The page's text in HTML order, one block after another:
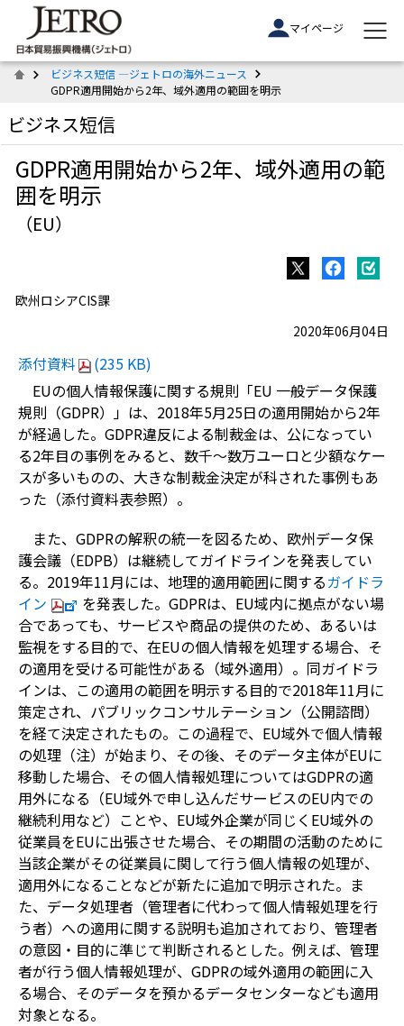
マイページ
ビジネス短信 ―ジェトロの海外ニュース
GDPR適用開始から2年、域外適用の範囲を明示
ビジネス短信
GDPR適用開始から2年、域外適用の範
囲を明示
（EU）
欧州ロシアCIS課
2020年06月04日
添付資料
(235 KB)
EUの個人情報保護に関する規則「EU 一般データ保護
規則（GDPR）」は、2018年5月25日の適用開始から2年
が経過した。GDPR違反による制裁金は、公になってい
る2年目の事例をみると、数千～数万ユーロと少額なケー
スが多いものの、大きな制裁金決定が科された事例もあ
った（添付資料表参照）。
また、GDPRの解釈の統一を図るため、欧州データ保
護会議（EDPB）は継続してガイドラインを発表してい
る。2019年11月には、地理的適用範囲に関するガイドラ
イン
を発表した。GDPRは、EU域内に拠点がない場
合であっても、サービスや商品の提供のため、あるいは
監視をする目的で、在EUの個人情報を処理する場合、そ
の適用を受ける可能性がある（域外適用）。同ガイドラ
インは、この適用の範囲を明示する目的で2018年11月に
策定され、パブリックコンサルテーション（公開諮問）
を経て決定されたもの。この過程で、EU域外で個人情報
の処理（注）が始まり、その後、そのデータ主体がEUに
移動した場合、その個人情報処理についてはGDPRの適
用外になる（EU域外で申し込んだサービスのEU内での
継続利用など）ことや、EU域外企業が同じくEU域外の
従業員をEUに出張させた場合、その期間の活動のために
当該企業がその従業員に関して行う個人情報の処理が、
適用外になることなどが新たに追加で明示された。ま
た、データ処理者（管理者に代わって個人情報処理を行
う者）への適用に関する説明も追加されており、管理者
の意図・目的に準じて判断されるとした。例えば、管理
者が行う個人情報処理が、GDPRの域外適用の範囲に入
る場合、そのデータを預かるデータセンターなども適用
対象となる。